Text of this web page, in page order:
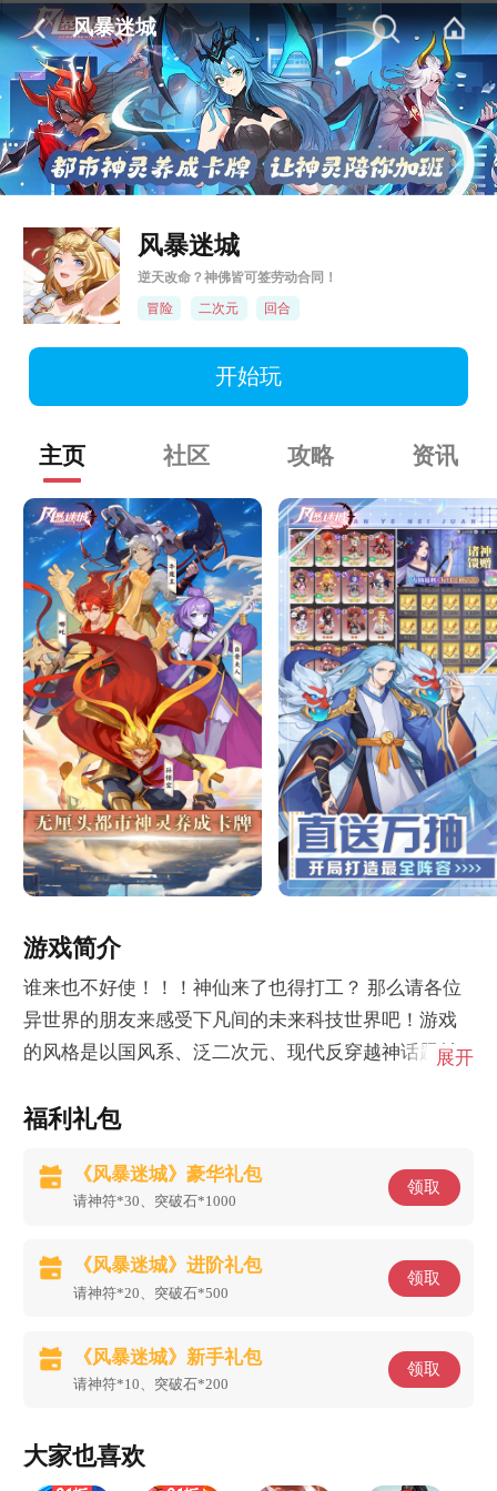
风暴迷城
风暴迷城
逆天改命？神佛皆可签劳动合同！
冒险
二次元 回合
开始玩
主页 社区 攻略 资讯
游戏简介
展开
谁来也不好使！！！神仙来了也得打工？ 那么请各位
异世界的朋友来感受下凡间的未来科技世界吧！游戏
的风格是以国风系、泛二次元、现代反穿越神话题材
神仙魔王，不同阵营不同布阵等你来开发！
福利礼包
《风暴迷城》豪华礼包
请神符*30、突破石*1000
领取
《风暴迷城》进阶礼包
请神符*20、突破石*500
领取
《风暴迷城》新手礼包
请神符*10、突破石*200
领取
大家也喜欢